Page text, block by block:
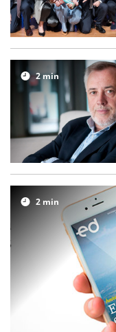
2min
2 min